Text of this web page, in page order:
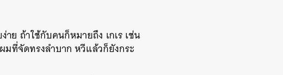
ย ถ้าใช้กับคนก็หมายถึง เกเร เช่น
มที่จัดทรงลำบาก หวีแล้วก็ยังกระ